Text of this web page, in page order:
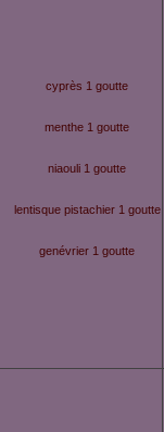
cyprès 1 goutte
menthe 1 goutte
niaouli 1 goutte
lentisque pistachier 1 goutte
genévrier 1 goutte